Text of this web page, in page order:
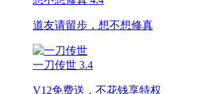
道友请留步，想不想修真
一刀传世 3.4
V12免费送，不花钱享特权